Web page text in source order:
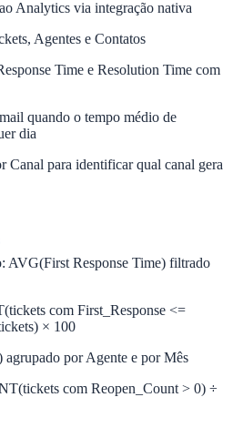
Analytics via integração nativa
Agentes e Contatos
Time e Resolution Time com
quando o tempo médio de
dia
Canal para identificar qual canal gera
AVG(First Response Time) filtrado
com First_Response <=
× 100
por Agente e por Mês
com Reopen_Count > 0) ÷